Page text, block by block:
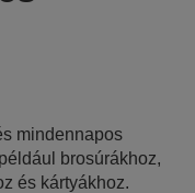
mindennapos
brosúrákhoz,
és kártyákhoz.